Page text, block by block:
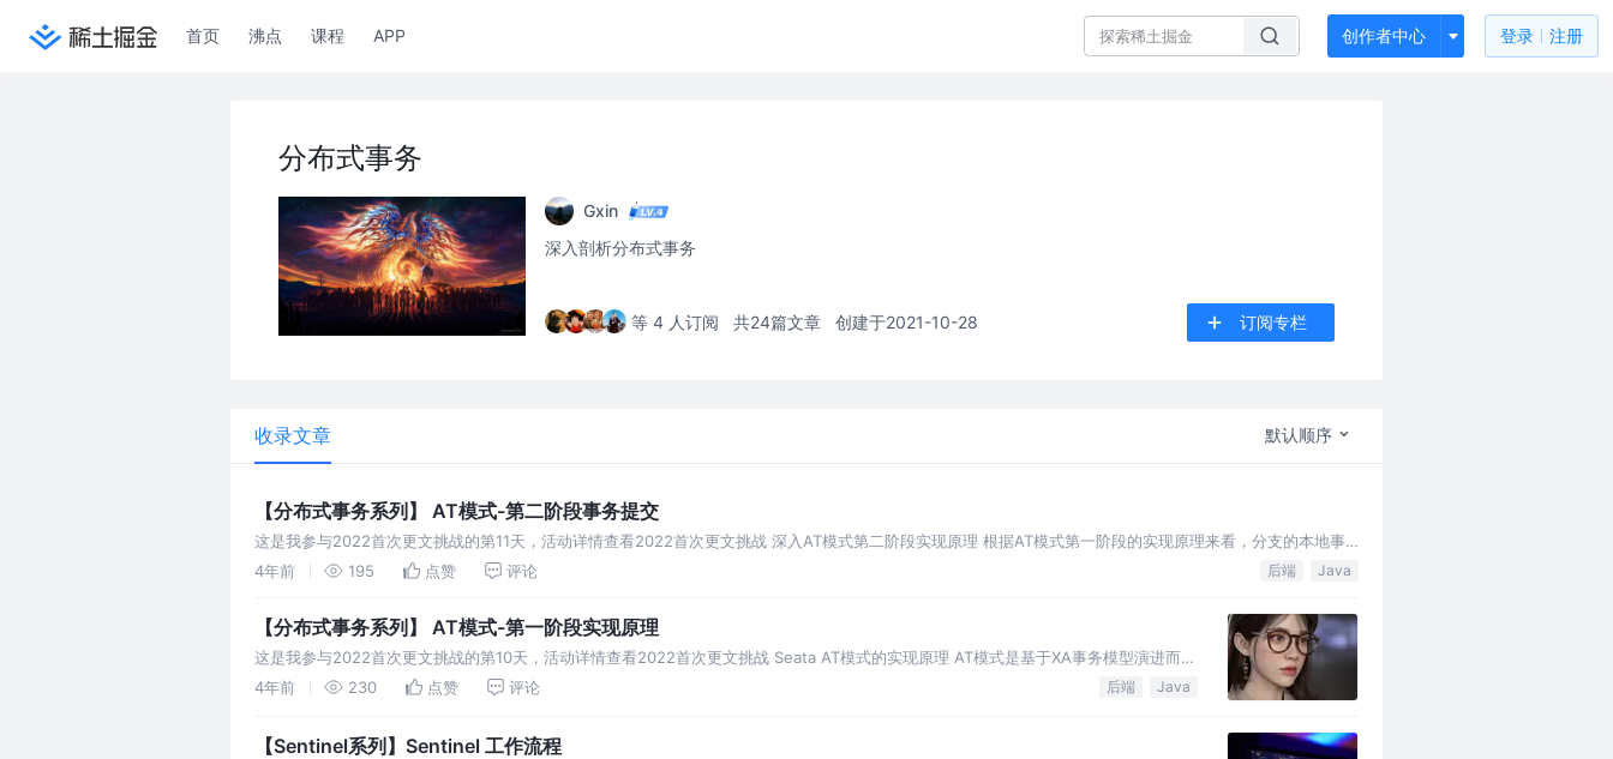
首页 沸点 课程 APP 创作者中心 登录 注册
分布式事务
Gxin
深入剖析分布式事务
等 4 人订阅 共24篇文章 创建于2021-10-28 订阅专栏
收录文章 默认顺序
【分布式事务系列】 AT模式-第二阶段事务提交
这是我参与2022首次更文挑战的第11天，活动详情查看2022首次更文挑战 深入AT模式第二阶段实现原理 根据AT模式第一阶段的实现原理来看，分支的本地事
务可在第一阶段提交完成后马上释放本地事务锁定的
4年前 195 点赞 评论 后端 Java
【分布式事务系列】 AT模式-第一阶段实现原理
这是我参与2022首次更文挑战的第10天，活动详情查看2022首次更文挑战 Seata AT模式的实现原理 AT模式是基于XA事务模型演进而来
的，它的整体机制是一个改进版的两阶段提交协议。 第一阶段：
4年前 230 点赞 评论 后端 Java
【Sentinel系列】Sentinel 工作流程